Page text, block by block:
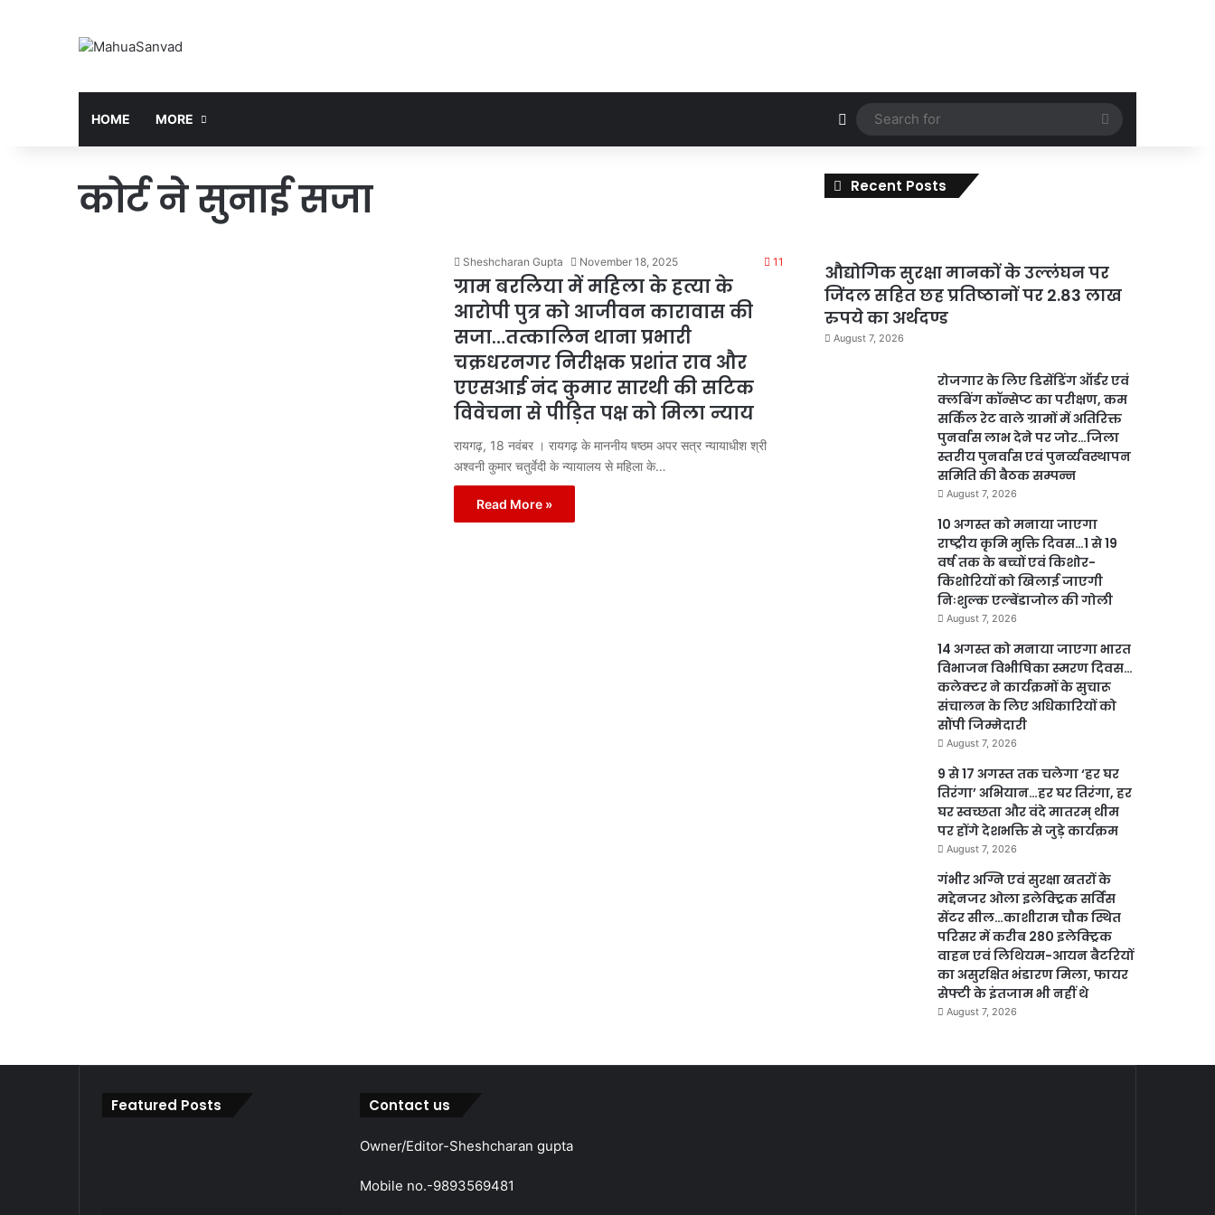
HOME MORE Random Article
Search
for
कोर्ट ने सुनाई सजा
Sheshcharan Gupta November 18, 2025 11
ग्राम बरलिया में महिला के हत्या के
आरोपी पुत्र को आजीवन कारावास की
सजा…तत्कालिन थाना प्रभारी
चक्रधरनगर निरीक्षक प्रशांत राव और
एएसआई नंद कुमार सारथी की सटिक
विवेचना से पीड़ित पक्ष को मिला न्याय
रायगढ़, 18 नवंबर । रायगढ़ के माननीय षष्ठम अपर सत्र न्यायाधीश श्री
अश्वनी कुमार चतुर्वेदी के न्यायालय से महिला के…
Read More »
Recent Posts
औद्योगिक सुरक्षा मानकों के उल्लंघन पर
जिंदल सहित छह प्रतिष्ठानों पर 2.83 लाख
रुपये का अर्थदण्ड
August 7, 2026
रोजगार के लिए डिसेंडिंग ऑर्डर एवं
क्लबिंग कॉन्सेप्ट का परीक्षण, कम
सर्किल रेट वाले ग्रामों में अतिरिक्त
पुनर्वास लाभ देने पर जोर…जिला
स्तरीय पुनर्वास एवं पुनर्व्यवस्थापन
समिति की बैठक सम्पन्न
August 7, 2026
10 अगस्त को मनाया जाएगा
राष्ट्रीय कृमि मुक्ति दिवस…1 से 19
वर्ष तक के बच्चों एवं किशोर-
किशोरियों को खिलाई जाएगी
निःशुल्क एल्बेंडाजोल की गोली
August 7, 2026
14 अगस्त को मनाया जाएगा भारत
विभाजन विभीषिका स्मरण दिवस…
कलेक्टर ने कार्यक्रमों के सुचारू
संचालन के लिए अधिकारियों को
सौंपी जिम्मेदारी
August 7, 2026
9 से 17 अगस्त तक चलेगा ‘हर घर
तिरंगा’ अभियान…हर घर तिरंगा, हर
घर स्वच्छता और वंदे मातरम् थीम
पर होंगे देशभक्ति से जुड़े कार्यक्रम
August 7, 2026
गंभीर अग्नि एवं सुरक्षा खतरों के
मद्देनजर ओला इलेक्ट्रिक सर्विस
सेंटर सील…काशीराम चौक स्थित
परिसर में करीब 280 इलेक्ट्रिक
वाहन एवं लिथियम-आयन बैटरियों
का असुरक्षित भंडारण मिला, फायर
सेफ्टी के इंतजाम भी नहीं थे
August 7, 2026
Featured Posts Contact us
Owner/Editor-Sheshcharan gupta
Mobile no.-9893569481